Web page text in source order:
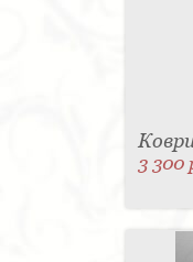
3 300